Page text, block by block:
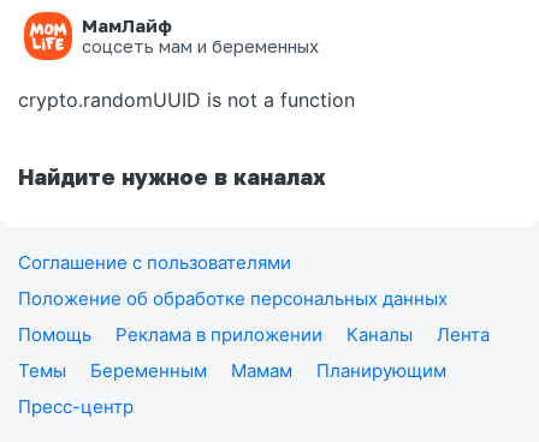
МамЛайф
соцсеть мам и беременных
Ошибка на странице
crypto.randomUUID is not a function
Найдите нужное в каналах
Соглашение с пользователями
Положение об обработке персональных данных
Помощь
Реклама в приложении Каналы
Лента
Темы
Беременным Мамам
Планирующим
Пресс-центр